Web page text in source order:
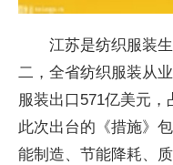
江苏是纺织服装
二，全省纺织服装从
服装出口571亿美元，
此次出台的《措施》
能制造、节能降耗、